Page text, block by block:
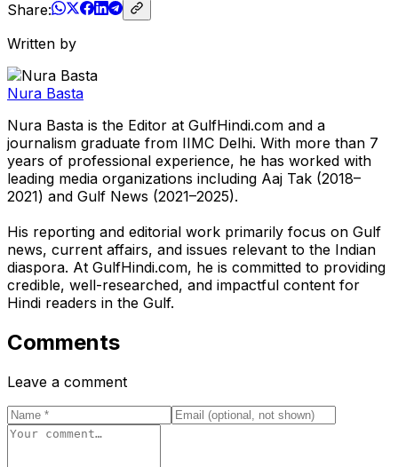
Share:
Written by
Nura Basta
Nura Basta is the Editor at GulfHindi.com and a
journalism graduate from IIMC Delhi. With more than 7
years of professional experience, he has worked with
leading media organizations including Aaj Tak (2018–
2021) and Gulf News (2021–2025).
His reporting and editorial work primarily focus on Gulf
news, current affairs, and issues relevant to the Indian
diaspora. At GulfHindi.com, he is committed to providing
credible, well-researched, and impactful content for
Hindi readers in the Gulf.
Comments
Leave a comment